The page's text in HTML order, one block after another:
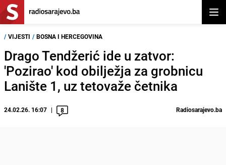
/ VIJESTI / BOSNA I HERCEGOVINA
Drago Tendžerić ide u zatvor:
'Pozirao' kod obilježja za grobnicu
Lanište 1, uz tetovaže četnika
24.02.26. 16:07 8 Radiosarajevo.ba